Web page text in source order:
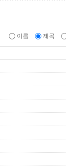
이름 제목